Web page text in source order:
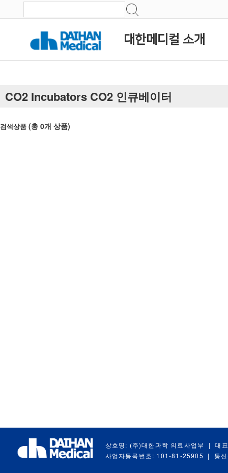
대한메디컬 소개
CO2 Incubators CO2 인큐베이터
검색상품 (총 0개 상품)
상호명: (주)대한과학 의료사업부 |
대
사업자등록번호: 101-81-25905
| 통